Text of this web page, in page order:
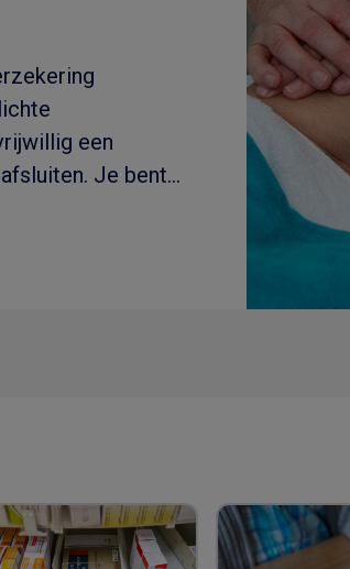
een
Je bent